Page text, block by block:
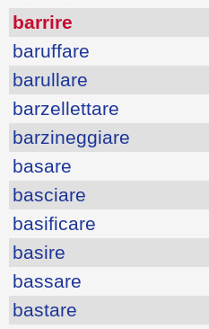
barrire
baruffare
barullare
barzellettare
barzineggiare
basare
basciare
basificare
basire
bassare
bastare